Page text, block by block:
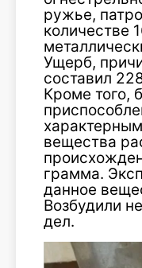
ружье,
количестве
Ущерб,
составил
Кроме того,
вещества
грамма.
данное
Возбудили
дел.